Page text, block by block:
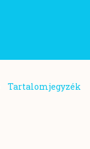
Tartalomjegyzék